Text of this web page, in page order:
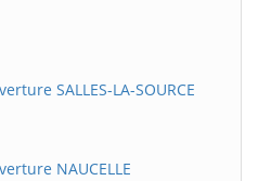
SALLES-LA-SOURCE
NAUCELLE